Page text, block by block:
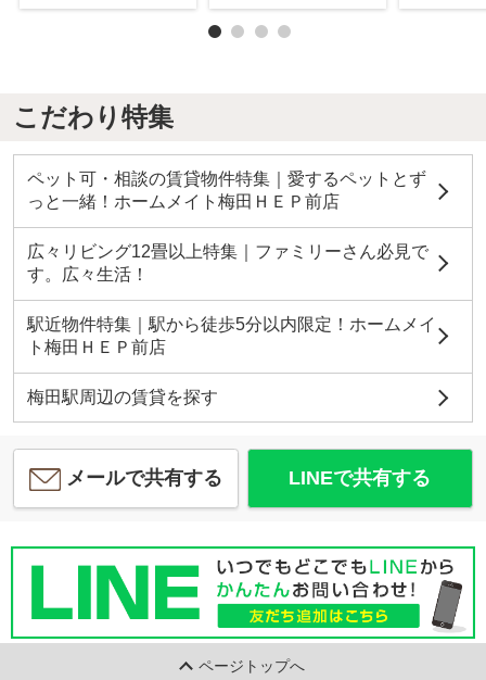
こだわり特集
ペット可・相談の賃貸物件特集｜愛するペットとず
っと一緒！ホームメイト梅田ＨＥＰ前店
広々リビング12畳以上特集｜ファミリーさん必見で
す。広々生活！
駅近物件特集｜駅から徒歩5分以内限定！ホームメイ
ト梅田ＨＥＰ前店
梅田駅周辺の賃貸を探す
メールで共有する LINEで共有する
ページトップへ